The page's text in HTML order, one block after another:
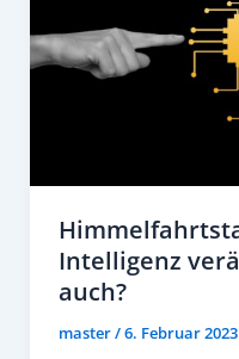
Intelligenz
auch?
master/6. Februar 2023